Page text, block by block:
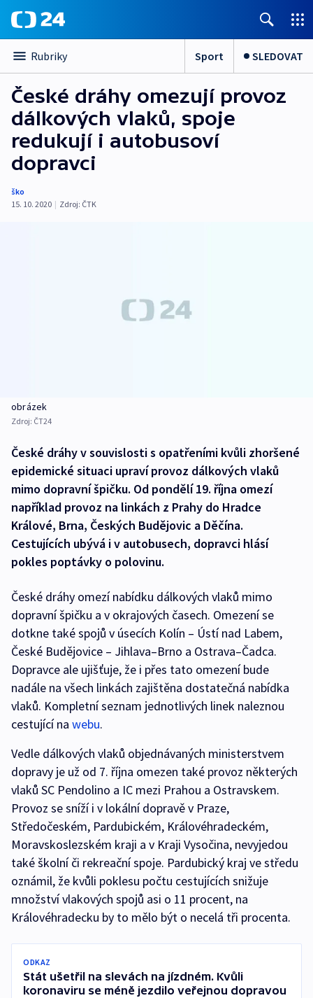
Rubriky Sport SLEDOVAT
České dráhy omezují provoz
dálkových vlaků, spoje
redukují i autobusoví
dopravci
ško
15. 10. 2020 | Zdroj: ČTK
obrázek
Zdroj: ČT24
České dráhy v souvislosti s opatřeními kvůli zhoršené
epidemické situaci upraví provoz dálkových vlaků
mimo dopravní špičku. Od pondělí 19. října omezí
například provoz na linkách z Prahy do Hradce
Králové, Brna, Českých Budějovic a Děčína.
Cestujících ubývá i v autobusech, dopravci hlásí
pokles poptávky o polovinu.
České dráhy omezí nabídku dálkových vlaků mimo
dopravní špičku a v okrajových časech. Omezení se
dotkne také spojů v úsecích Kolín – Ústí nad Labem,
České Budějovice – Jihlava–Brno a Ostrava–Čadca.
Dopravce ale ujišťuje, že i přes tato omezení bude
nadále na všech linkách zajištěna dostatečná nabídka
vlaků. Kompletní seznam jednotlivých linek naleznou
cestující na webu.
Vedle dálkových vlaků objednávaných ministerstvem
dopravy je už od 7. října omezen také provoz některých
vlaků SC Pendolino a IC mezi Prahou a Ostravskem.
Provoz se sníží i v lokální dopravě v Praze,
Středočeském, Pardubickém, Královéhradeckém,
Moravskoslezském kraji a v Kraji Vysočina, nevyjedou
také školní či rekreační spoje. Pardubický kraj ve středu
oznámil, že kvůli poklesu počtu cestujících snižuje
množství vlakových spojů asi o 11 procent, na
Královéhradecku by to mělo být o necelá tři procenta.
ODKAZ
Stát ušetřil na slevách na jízdném. Kvůli
koronaviru se méně jezdilo veřejnou dopravou